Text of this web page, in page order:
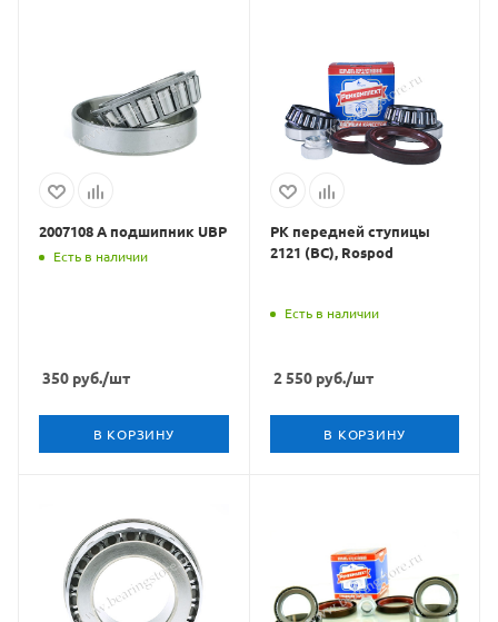
2007108 А подшипник UBP
Есть в наличии
350 руб./шт
В КОРЗИНУ
РК передней ступицы
2121 (ВС), Rospod
Есть в наличии
2 550руб./шт
В КОРЗИНУ